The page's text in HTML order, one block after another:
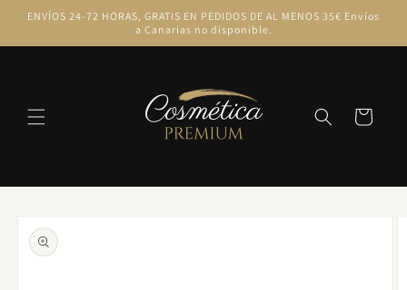
directamente
ENVÍOS 24-72 HORAS, GRATIS EN PEDIDOS DE AL MENOS 35€ Envíos
a Canarias no disponible.
Carrito
directamente
a la
información